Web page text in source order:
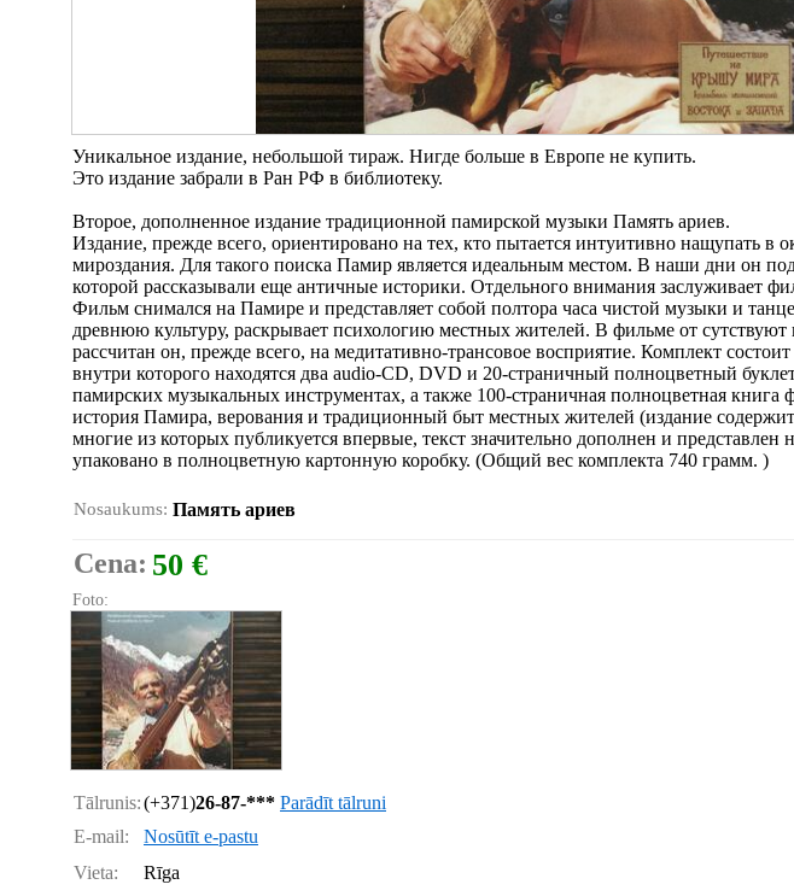
Уникальное издание, небольшой тираж. Нигде больше в Европе не купить.
Это издание забрали в Ран РФ в библиотеку.
Второе, дополненное издание традиционной памирской музыки Память ариев.
Издание, прежде всего, ориентировано на тех, кто пытается интуитивно нащупать
мироздания. Для такого поиска Памир является идеальным местом. В наши дни он
которой рассказывали еще античные историки. Отдельного внимания заслуживает
Фильм снимался на Памире и представляет собой полтора часа чистой музыки и
древнюю культуру, раскрывает психологию местных жителей. В фильме от сутствуют
рассчитан он, прежде всего, на медитативно-трансовое восприятие. Комплект
внутри которого находятся два audio-CD, DVD и 20-страничный полноцветный
памирских музыкальных инструментах, а также 100-страничная полноцветная книга
история Памира, верования и традиционный быт местных жителей (издание
многие из которых публикуется впервые, текст значительно дополнен и представлен
упаковано в полноцветную картонную коробку. (Общий вес комплекта 740 грамм. )
Nosaukums: Память ариев
Cena: 50 €
Foto:
Tālrunis:(+371)26-87-*** Parādīt tālruni
E-mail:
Nosūtīt e-pastu
Vieta:
Rīga